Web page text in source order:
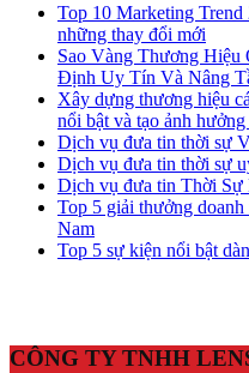
Top 10 Marketing
những thay đổi mới
Sao Vàng Thương
Định Uy Tín Và Nâng
Xây dựng thương hiệu
nổi bật và tạo ảnh
Dịch vụ đưa tin thời sự
Dịch vụ đưa tin thời sự
Dịch vụ đưa tin Thời
Top 5 giải thưởng
Nam
Top 5 sự kiện nổi bật
CÔNG TY TNHH